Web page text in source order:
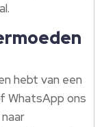
hebt van een
WhatsApp ons